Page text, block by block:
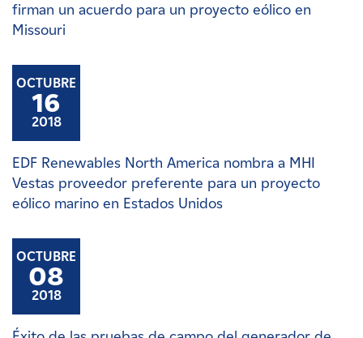
firman un acuerdo para un proyecto eólico en
Missouri
OCTUBRE
16
2018
EDF Renewables North America nombra a MHI
Vestas proveedor preferente para un proyecto
eólico marino en Estados Unidos
OCTUBRE
08
2018